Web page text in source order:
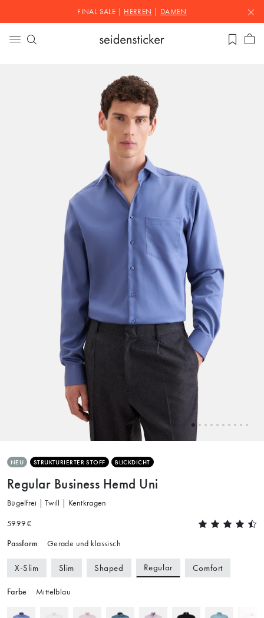
FINAL SALE | HERREN DAMEN
NEU STRUKTURIERTER STOFF BLICKDICHT
Regular Business Hemd Uni
Bügelfrei | Twill | Kentkragen
59.99 €
Passform Gerade und klassisch
X-Slim Slim Shaped Regular Comfort
Farbe Mittelblau